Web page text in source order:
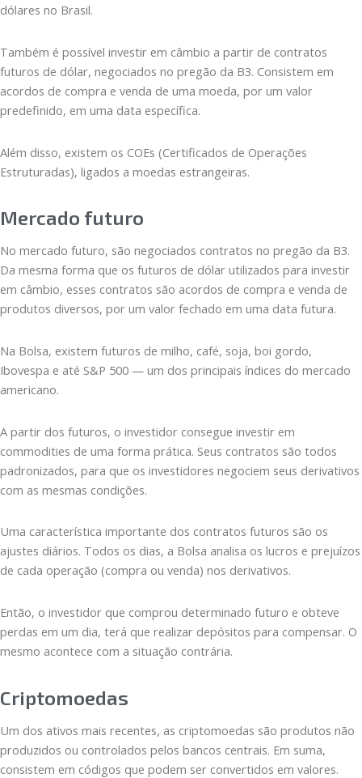
dólares no Brasil.
Também é possível investir em câmbio a partir de contratos
futuros de dólar, negociados no pregão da B3. Consistem em
acordos de compra e venda de uma moeda, por um valor
predefinido, em uma data específica.
Além disso, existem os COEs (Certificados de Operações
Estruturadas), ligados a moedas estrangeiras.
Mercado futuro
No mercado futuro, são negociados contratos no pregão da B3.
Da mesma forma que os futuros de dólar utilizados para investir
em câmbio, esses contratos são acordos de compra e venda de
produtos diversos, por um valor fechado em uma data futura.
Na Bolsa, existem futuros de milho, café, soja, boi gordo,
Ibovespa e até S&P 500 — um dos principais índices do mercado
americano.
A partir dos futuros, o investidor consegue investir em
commodities de uma forma prática. Seus contratos são todos
padronizados, para que os investidores negociem seus derivativos
com as mesmas condições.
Uma característica importante dos contratos futuros são os
ajustes diários. Todos os dias, a Bolsa analisa os lucros e prejuízos
de cada operação (compra ou venda) nos derivativos.
Então, o investidor que comprou determinado futuro e obteve
perdas em um dia, terá que realizar depósitos para compensar. O
mesmo acontece com a situação contrária.
Criptomoedas
Um dos ativos mais recentes, as criptomoedas são produtos não
produzidos ou controlados pelos bancos centrais. Em suma,
consistem em códigos que podem ser convertidos em valores.